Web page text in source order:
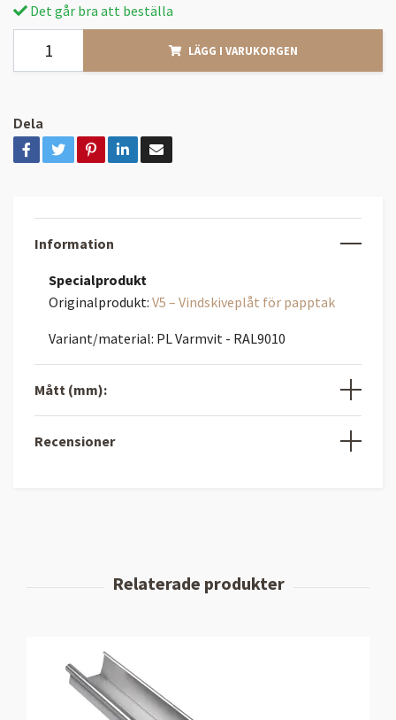
Det går bra att beställa
LÄGG I VARUKORGEN
Dela
Information
Specialprodukt
Originalprodukt: V5 – Vindskiveplåt för papptak
Variant/material: PL Varmvit - RAL9010
Mått (mm):
Recensioner